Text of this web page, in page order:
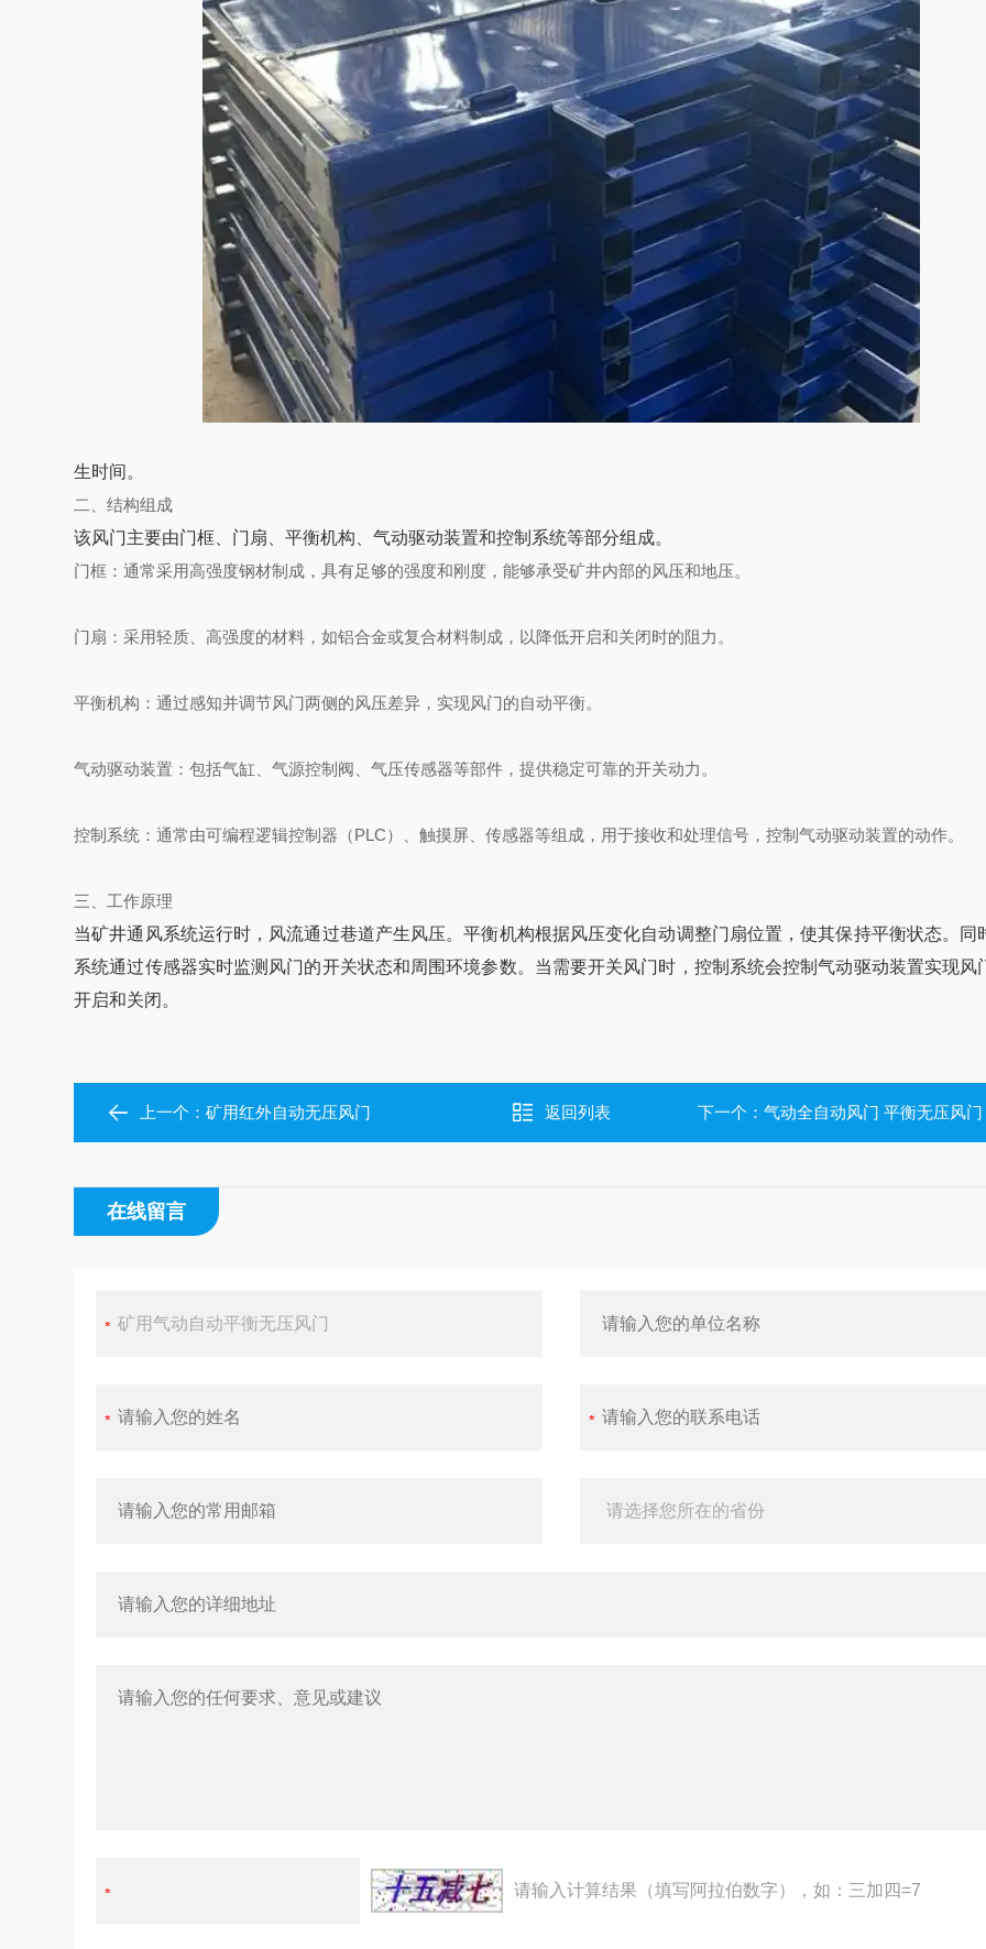
生时间。
二、结构组成
该风门主要由门框、门扇、平衡机构、气动驱动装置和控制系统等部分组成。
门框 ‌：通常采用高强度钢材制成，具有足够的强度和刚度，能够承受矿井内部的风压和地压。
门扇 ‌：采用轻质、高强度的材料，如铝合金或复合材料制成，以降低开启和关闭时的阻力。
平衡机构 ‌：通过感知并调节风门两侧的风压差异，实现风门的自动平衡。
气动驱动装置 ‌：包括气缸、气源控制阀、气压传感器等部件，提供稳定可靠的开关动力。
控制系统 ‌：通常由可编程逻辑控制器（PLC）、触摸屏、传感器等组成，用于接收和处理信号，控制气动驱动装置的动作。
三、工作原理
当矿井通风系统运行时，风流通过巷道产生风压。平衡机构根据风压变化自动调整门扇位置，使其保持平衡状态。同
系统通过传感器实时监测风门的开关状态和周围环境参数。当需要开关风门时，控制系统会控制气动驱动装置实现风
开启和关闭。
上一个：‌矿用红外自动无压风门‌ 返回列表 下一个： 气动全自动风门 平衡无压风门‌
在线留言
请输入计算结果（填写阿拉伯数字），如：三加四=7